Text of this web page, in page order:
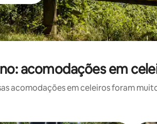
acomodações em
acomodações em celeiros foram